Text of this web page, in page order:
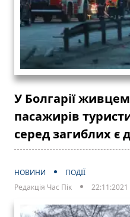
У Болгарії
пасажирів
серед загиблих є
НОВИНИ
ПОДІЇ
Редакція Час Пік
22:11:2021